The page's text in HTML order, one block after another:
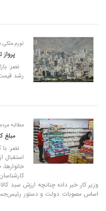
تورم
نصر:
رشد قیمت،
مطالبه
مبلغ
نصر:
استقبال
وزیر کار خبر داده چنانچه ارزش سبد
اساس مصوبات دولت و دستور